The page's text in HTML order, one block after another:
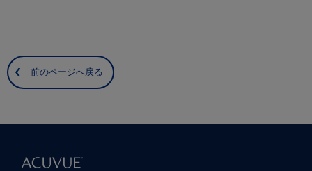
前のページへ戻る